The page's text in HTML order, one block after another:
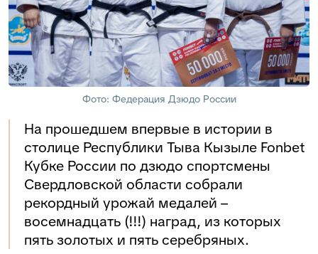
Фото: Федерация Дзюдо России
На прошедшем впервые в истории в
столице Республики Тыва Кызыле Fonbet
Кубке России по дзюдо спортсмены
Свердловской области собрали
рекордный урожай медалей –
восемнадцать (!!!) наград, из которых
пять золотых и пять серебряных.